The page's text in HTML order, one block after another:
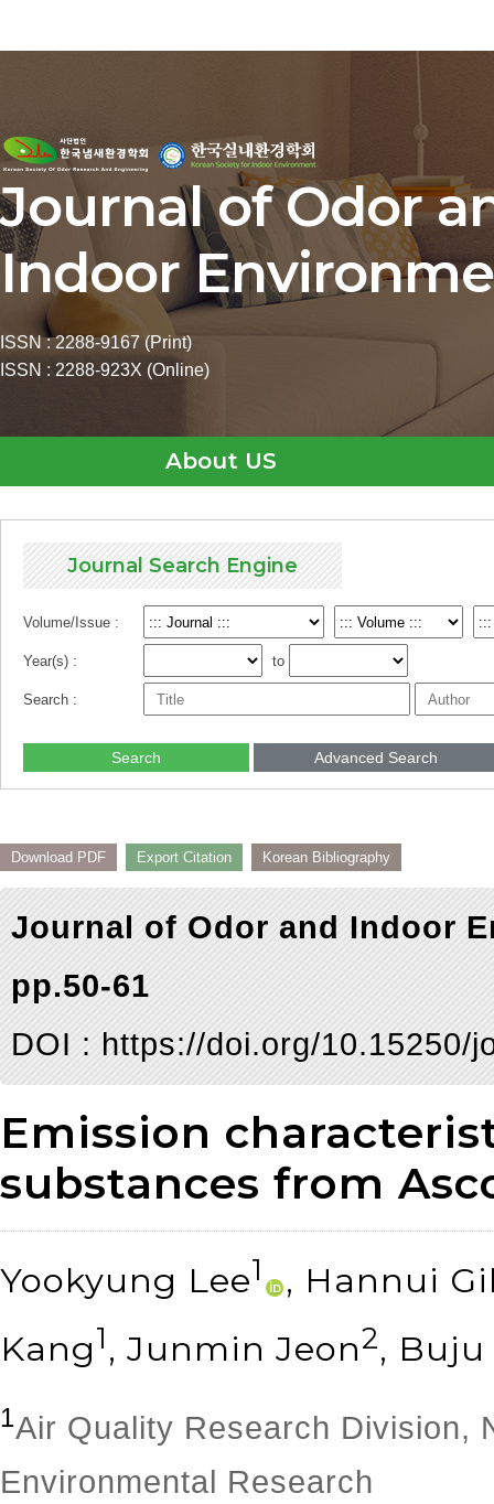
Journal of Odor
Indoor
ISSN : 2288-9167 (Print)
ISSN : 2288-923X (Online)
About US
Journal Search Engine
Volume/Issue :
Year(s) : to
Search :
Search Advanced Search
Download PDF Export Citation Korean Bibliography
Journal of Odor and Indoor
pp.50-61
DOI : https://doi.org/10.15250/
Emission
substances from
Yookyung Lee1
, Hannui
Kang1, Junmin Jeon2, Buju
1Air Quality Research Division,
Environmental Research